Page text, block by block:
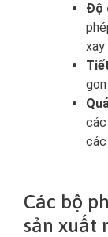
Độ
xay
các
các
Các bộ
sản xuất